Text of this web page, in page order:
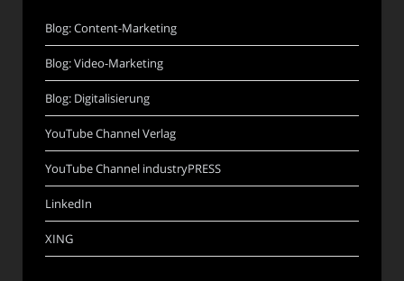
Blog: Content-Marketing
Blog: Video-Marketing
Blog: Digitalisierung
YouTube Channel Verlag
YouTube Channel industryPRESS
LinkedIn
XING